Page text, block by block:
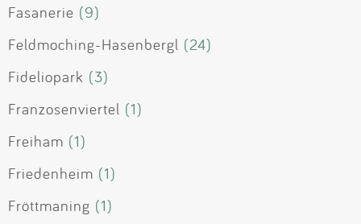
Fasanerie (9)
Feldmoching-Hasenbergl (24)
Fideliopark (3)
Franzosenviertel (1)
Freiham (1)
Friedenheim (1)
Fröttmaning (1)